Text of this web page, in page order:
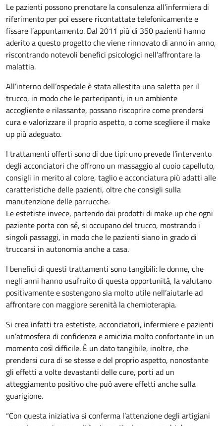
Le pazienti possono prenotare la consulenza all’infermiera di
riferimento per poi essere ricontattate telefonicamente e
fissare l’appuntamento. Dal 2011 più di 350 pazienti hanno
aderito a questo progetto che viene rinnovato di anno in anno,
riscontrando notevoli benefici psicologici nell’affrontare la
malattia.
All’interno dell’ospedale è stata allestita una saletta per il
trucco, in modo che le partecipanti, in un ambiente
accogliente e rilassante, possano riscoprire come prendersi
cura e valorizzare il proprio aspetto, o come scegliere il make
up più adeguato.
I trattamenti offerti sono di due tipi: uno prevede l’intervento
degli acconciatori che offrono un massaggio al cuoio capelluto,
consigli in merito al colore, taglio e acconciatura più adatti alle
caratteristiche delle pazienti, oltre che consigli sulla
manutenzione delle parrucche.
Le estetiste invece, partendo dai prodotti di make up che ogni
paziente porta con sé, si occupano del trucco, mostrando i
singoli passaggi, in modo che le pazienti siano in grado di
truccarsi in autonomia anche a casa.
I benefici di questi trattamenti sono tangibili: le donne, che
negli anni hanno usufruito di questa opportunità, la valutano
positivamente e sostengono sia molto utile nell’aiutarle ad
affrontare con maggiore serenità la chemioterapia.
Si crea infatti tra estetiste, acconciatori, infermiere e pazienti
un’atmosfera di confidenza e amicizia molto confortante in un
momento così difficile. È un dato tangibile, inoltre, che
prendersi cura di se stesse e del proprio aspetto, nonostante
gli effetti a volte devastanti delle cure, porti ad un
atteggiamento positivo che può avere effetti anche sulla
guarigione.
“Con questa iniziativa si conferma l’attenzione degli artigiani